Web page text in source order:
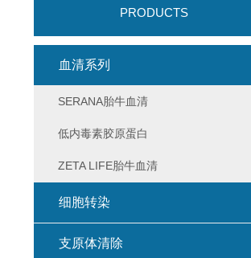
PRODUCTS
血清系列
SERANA胎牛血清
低内毒素胶原蛋白
ZETA LIFE胎牛血清
细胞转染
支原体清除